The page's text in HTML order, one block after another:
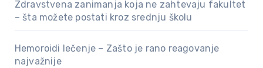
Zdravstvena zanimanja koja ne zahtevaju fakultet
– šta možete postati kroz srednju školu
Hemoroidi lečenje – Zašto je rano reagovanje
najvažnije